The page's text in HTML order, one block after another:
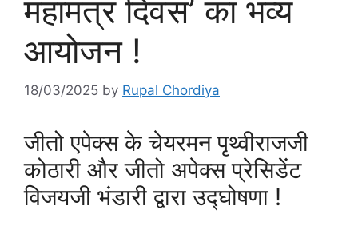
महामंत्र दिवस’ का भव्य
आयोजन !
18/03/2025 by Rupal Chordiya
जीतो एपेक्स के चेयरमन पृथ्वीराजजी
कोठारी और जीतो अपेक्स प्रेसिडेंट
विजयजी भंडारी द्वारा उद्घोषणा !